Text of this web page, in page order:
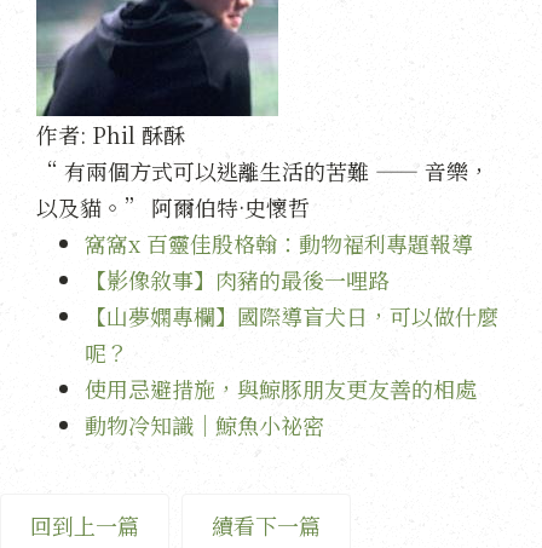
作者: Phil 酥酥
“ 有兩個方式可以逃離生活的苦難 —— 音樂，
以及貓。” 阿爾伯特·史懷哲
窩窩x 百靈佳殷格翰：動物福利專題報導
【影像敘事】肉豬的最後一哩路
【山夢嫻專欄】國際導盲犬日，可以做什麼
呢？
使用忌避措施，與鯨豚朋友更友善的相處
動物冷知識｜鯨魚小祕密
回到上一篇 續看下一篇